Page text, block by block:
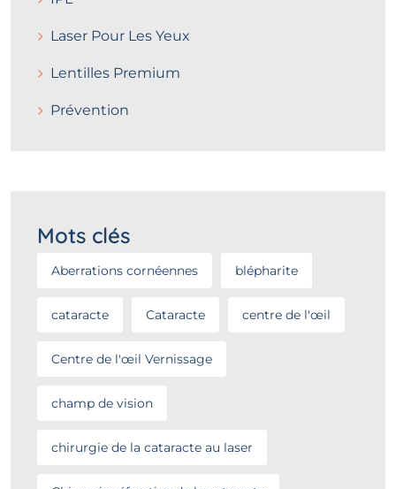
Laser Pour Les Yeux
Lentilles Premium
Prévention
Mots clés
Aberrations cornéennes blépharite
cataracte Cataracte centre de l'œil
Centre de l'œil Vernissage
champ de vision
chirurgie de la cataracte au laser